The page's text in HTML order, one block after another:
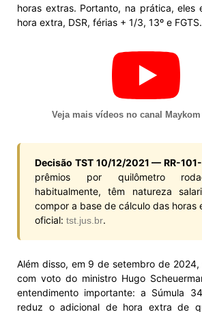
horas extras. Portanto, na prática, eles
hora extra, DSR, férias + 1/3, 13º e FGTS.
Veja mais vídeos no canal
Decisão TST 10/12/2021 — RR-
prêmios por quilômetro
habitualmente, têm natureza
compor a base de cálculo das horas
oficial: tst.jus.br.
Além disso, em 9 de setembro de 2024,
com voto do ministro Hugo
entendimento importante: a Súmula
reduz o adicional de hora extra de